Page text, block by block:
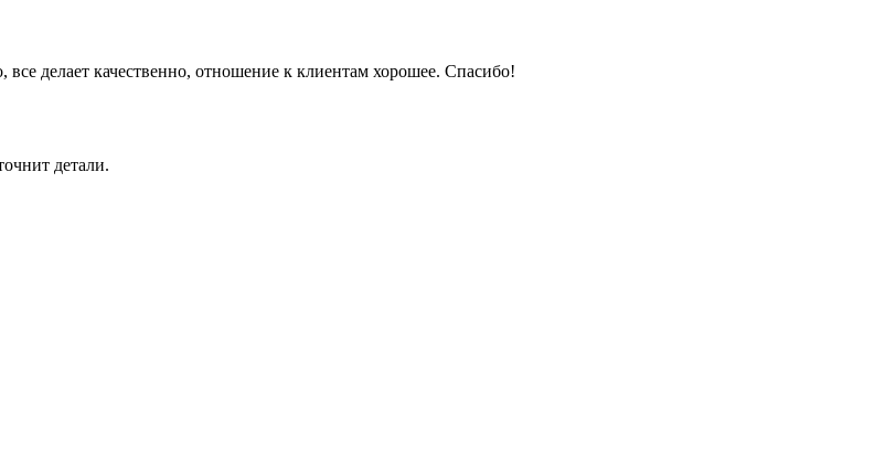
делает качественно, отношение к клиентам хорошее. Спасибо!
детали.